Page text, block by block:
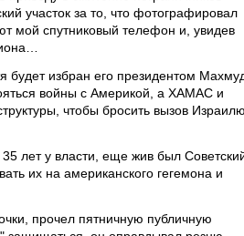
участок за то, что фотографировал
мой спутниковый телефон и, увидев
будет избран его президентом
войны с Америкой, а ХАМАС и
чтобы бросить вызов Израилю.
лет у власти, еще жив был
их на американского гегемона и
прочел пятничную публичную